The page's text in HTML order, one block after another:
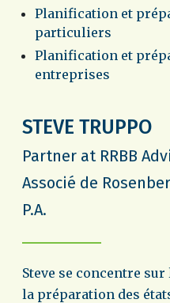
Planification et
particuliers
Planification et
entreprises
STEVE TRUPPO
Partner at RRBB
Associé de
P.A.
Steve se concentre
la préparation des